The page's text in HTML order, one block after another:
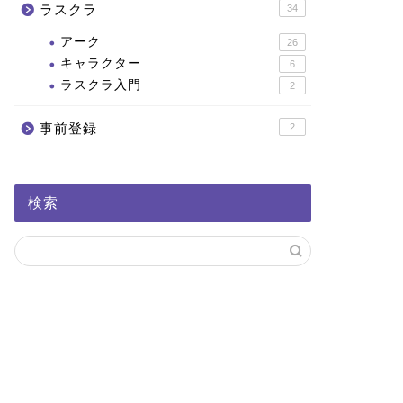
ラスクラ 34
アーク 26
キャラクター 6
ラスクラ入門 2
事前登録 2
検索